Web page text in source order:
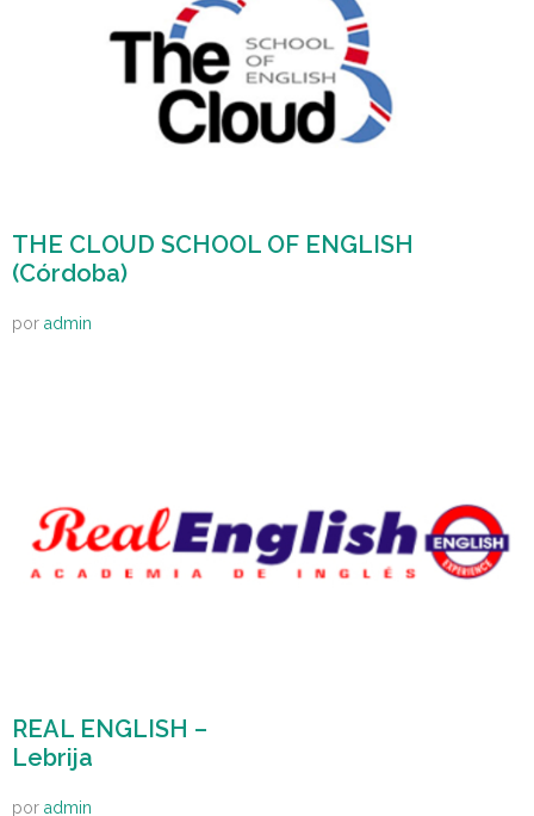
THE CLOUD SCHOOL OF ENGLISH
(Córdoba)
por admin
REAL ENGLISH –
Lebrija
por admin